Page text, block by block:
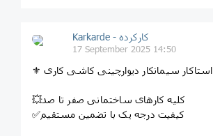
Karkarde - کارکرده
17 September 2025 14:50
⚜ استاکار سیمانکار دیوارچینی کاشی کاری
💥کلیه کارهای ساختمانی صفر تا صد
✅کیفیت درجه یک با تضمین مستقیم